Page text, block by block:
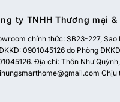
ty TNHH Thương mại
chính thức:SB23-227, Sao
0901045126 do Phòng
Địa chỉ: Thôn Như
Chịu